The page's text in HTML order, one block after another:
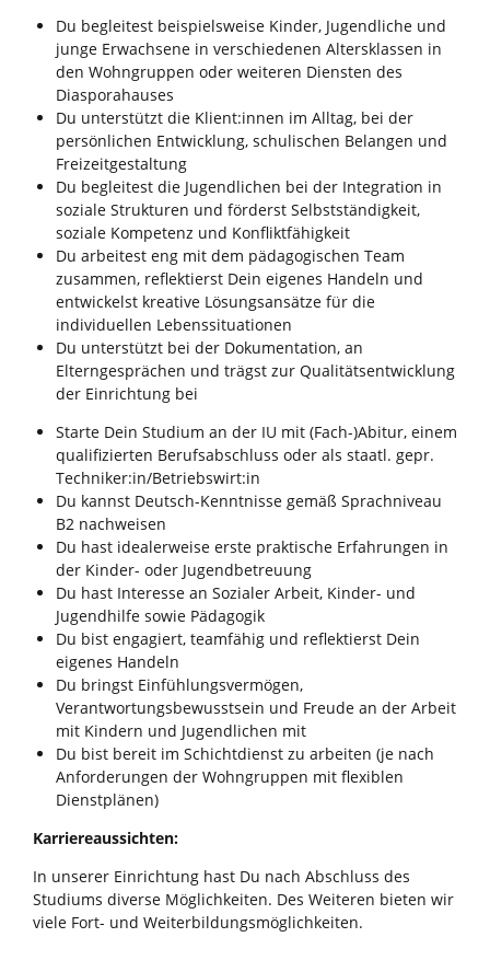
Du begleitest beispielsweise Kinder, Jugendliche und
junge Erwachsene in verschiedenen Altersklassen in
den Wohngruppen oder weiteren Diensten des
Diasporahauses
Du unterstützt die Klient:innen im Alltag, bei der
persönlichen Entwicklung, schulischen Belangen und
Freizeitgestaltung
Du begleitest die Jugendlichen bei der Integration in
soziale Strukturen und förderst Selbstständigkeit,
soziale Kompetenz und Konfliktfähigkeit
Du arbeitest eng mit dem pädagogischen Team
zusammen, reflektierst Dein eigenes Handeln und
entwickelst kreative Lösungsansätze für die
individuellen Lebenssituationen
Du unterstützt bei der Dokumentation, an
Elterngesprächen und trägst zur Qualitätsentwicklung
der Einrichtung bei
Starte Dein Studium an der IU mit (Fach-)Abitur, einem
qualifizierten Berufsabschluss oder als staatl. gepr.
Techniker:in/Betriebswirt:in
Du kannst Deutsch-Kenntnisse gemäß Sprachniveau
B2 nachweisen
Du hast idealerweise erste praktische Erfahrungen in
der Kinder- oder Jugendbetreuung
Du hast Interesse an Sozialer Arbeit, Kinder- und
Jugendhilfe sowie Pädagogik
Du bist engagiert, teamfähig und reflektierst Dein
eigenes Handeln
Du bringst Einfühlungsvermögen,
Verantwortungsbewusstsein und Freude an der Arbeit
mit Kindern und Jugendlichen mit
Du bist bereit im Schichtdienst zu arbeiten (je nach
Anforderungen der Wohngruppen mit flexiblen
Dienstplänen)
Karriereaussichten:
In unserer Einrichtung hast Du nach Abschluss des
Studiums diverse Möglichkeiten. Des Weiteren bieten wir
viele Fort- und Weiterbildungsmöglichkeiten.